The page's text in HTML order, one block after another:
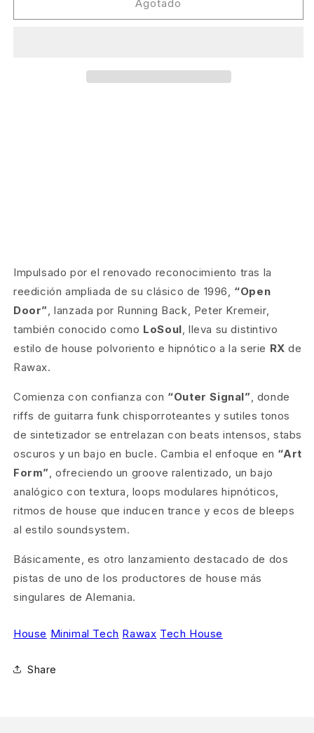
-
-
Agotado
Impulsado por el renovado reconocimiento tras la
reedición ampliada de su clásico de 1996, “Open
Door”, lanzada por Running Back, Peter Kremeir,
también conocido como LoSoul, lleva su distintivo
estilo de house polvoriento e hipnótico a la serie RX de
Rawax.
Comienza con confianza con “Outer Signal”, donde
riffs de guitarra funk chisporroteantes y sutiles tonos
de sintetizador se entrelazan con beats intensos, stabs
oscuros y un bajo en bucle. Cambia el enfoque en “Art
Form”, ofreciendo un groove ralentizado, un bajo
analógico con textura, loops modulares hipnóticos,
ritmos de house que inducen trance y ecos de bleeps
al estilo soundsystem.
Básicamente, es otro lanzamiento destacado de dos
pistas de uno de los productores de house más
singulares de Alemania.
House Minimal Tech Rawax Tech House
Share